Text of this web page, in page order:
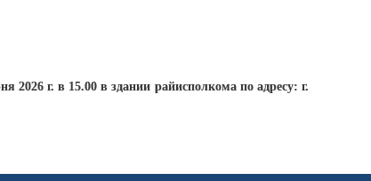
2026 г. в 15.00 в здании райисполкома по адресу: г.